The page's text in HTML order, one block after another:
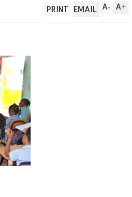
A+
A-
PRINT EMAIL